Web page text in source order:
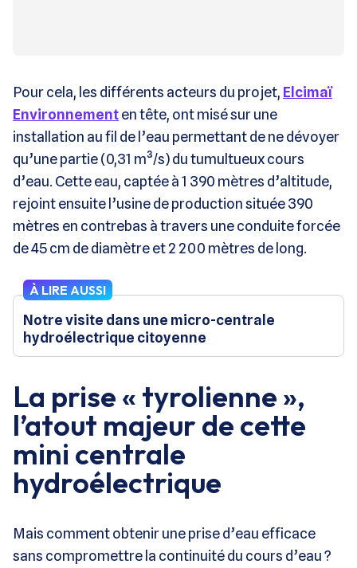
Pour cela, les différents acteurs du projet, Elcimaï
Environnementen tête, ont misé sur une
installation au fil de l’eau permettant de ne dévoyer
qu’une partie (0,31 m³/s) du tumultueux cours
d’eau. Cette eau, captée à 1 390 mètres d’altitude,
rejoint ensuite l’usine de production située 390
mètres en contrebas à travers une conduite forcée
de 45 cm de diamètre et 2 200 mètres de long.
À LIRE AUSSI
Notre visite dans une micro-centrale
hydroélectrique citoyenne
La prise « tyrolienne »,
l’atout majeur de cette
mini centrale
hydroélectrique
Mais comment obtenir une prise d’eau efficace
sans compromettre la continuité du cours d’eau ?